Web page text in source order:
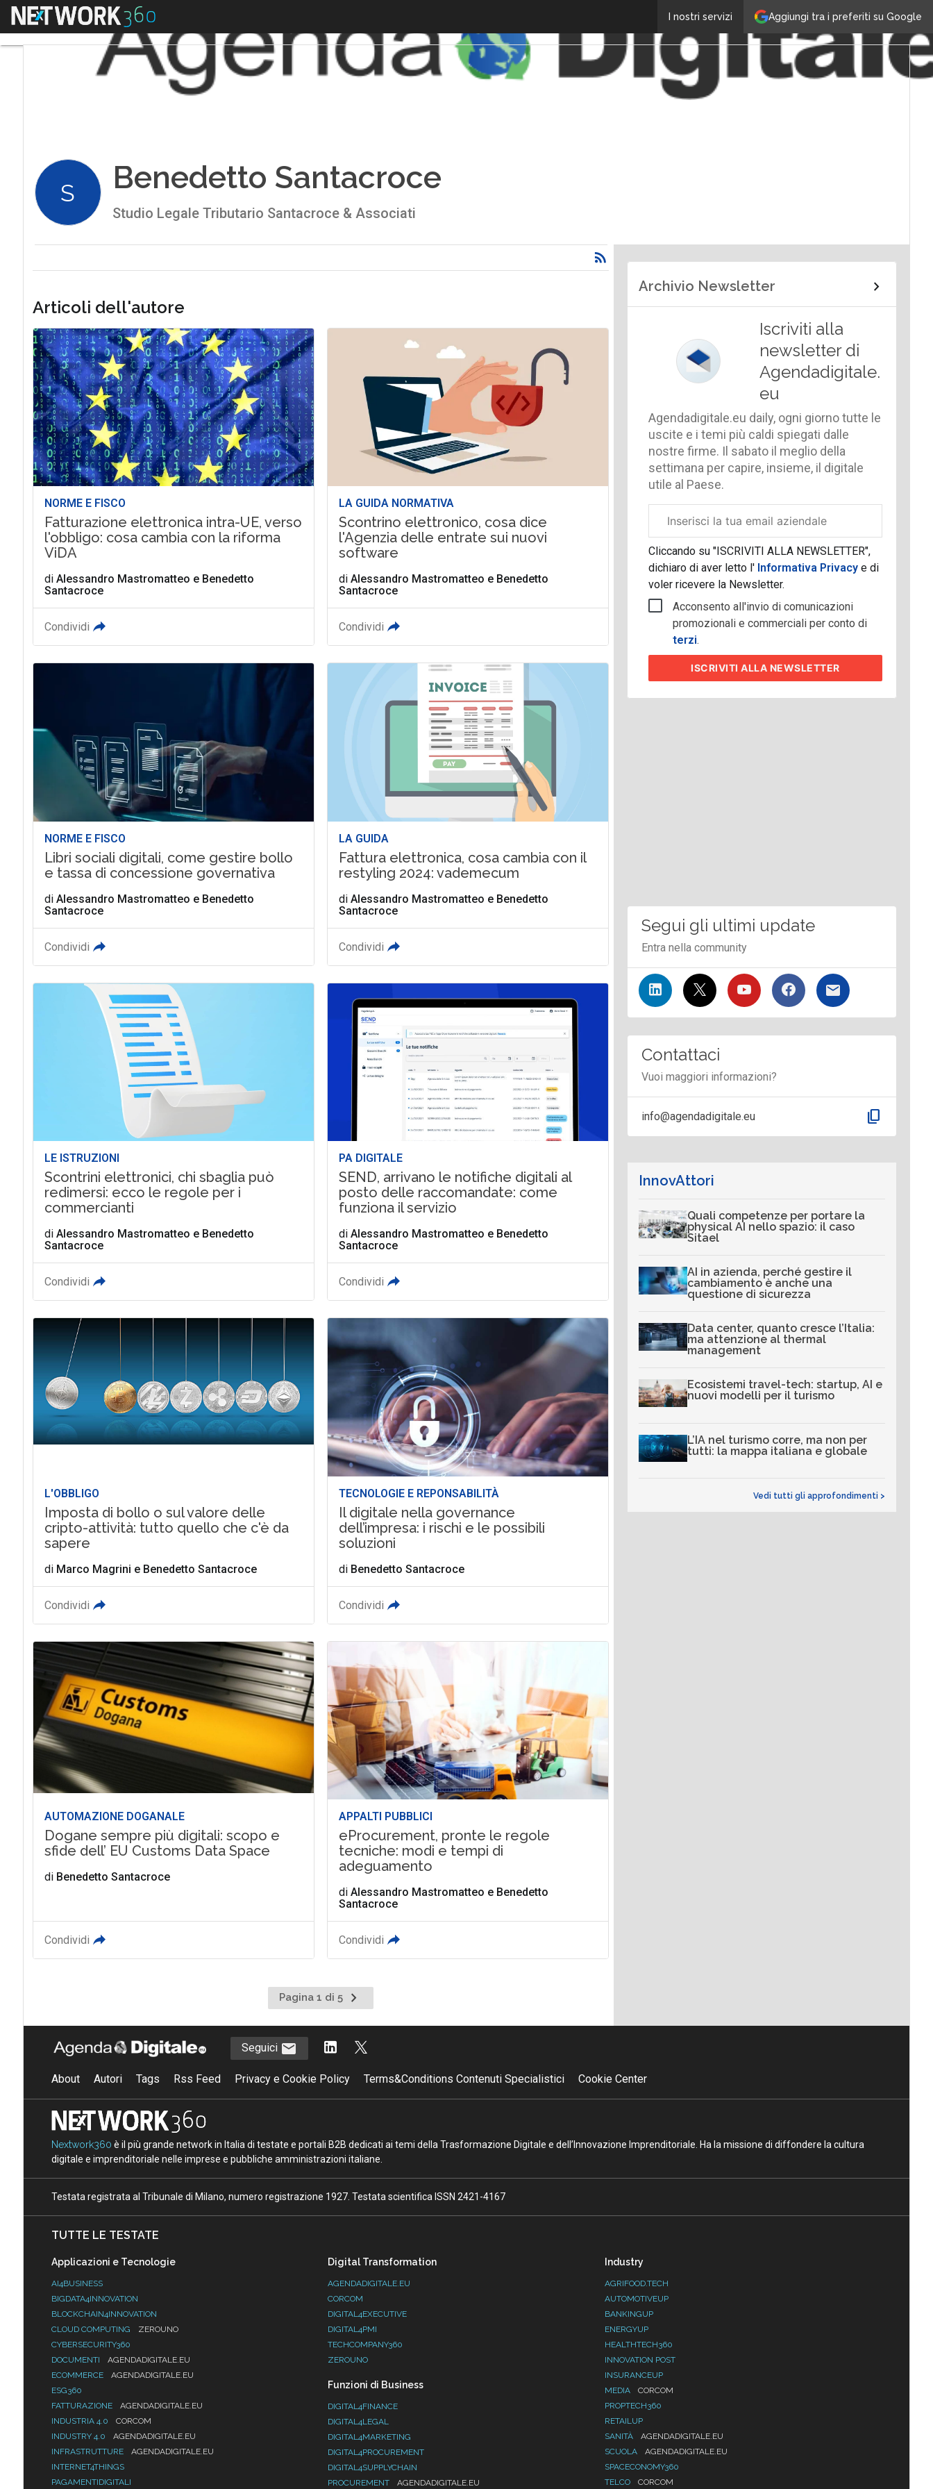
Aggiungi tra i preferiti su Google
I nostri servizi
Menu
S Benedetto Santacroce
Studio Legale Tributario Santacroce & Associati
Articoli dell'autore
NORME E FISCO
Fatturazione elettronica intra-UE, verso
l'obbligo: cosa cambia con la riforma
ViDA
di Alessandro Mastromatteo e Benedetto
Santacroce
Condividi
LA GUIDA NORMATIVA
Scontrino elettronico, cosa dice
l'Agenzia delle entrate sui nuovi
software
diAlessandro Mastromatteo e Benedetto
Santacroce
Condividi
NORME E FISCO
Libri sociali digitali, come gestire bollo
e tassa di concessione governativa
di Alessandro Mastromatteo e Benedetto
Santacroce
Condividi
LA GUIDA
Fattura elettronica, cosa cambia con il
restyling 2024: vademecum
diAlessandro Mastromatteo e Benedetto
Santacroce
Condividi
LE ISTRUZIONI
Scontrini elettronici, chi sbaglia può
redimersi: ecco le regole per i
commercianti
di Alessandro Mastromatteo e Benedetto
Santacroce
Condividi
PA DIGITALE
SEND, arrivano le notifiche digitali al
posto delle raccomandate: come
funziona il servizio
diAlessandro Mastromatteo e Benedetto
Santacroce
Condividi
L'OBBLIGO
Imposta di bollo o sul valore delle
cripto-attività: tutto quello che c'è da
sapere
di Marco Magrini e Benedetto Santacroce
Condividi
TECNOLOGIE E REPONSABILITÀ
Il digitale nella governance
dell’impresa: i rischi e le possibili
soluzioni
di Benedetto Santacroce
Condividi
AUTOMAZIONE DOGANALE
Dogane sempre più digitali: scopo e
sfide dell’ EU Customs Data Space
di Benedetto Santacroce
Condividi
APPALTI PUBBLICI
eProcurement, pronte le regole
tecniche: modi e tempi di
adeguamento
diAlessandro Mastromatteo e Benedetto
Santacroce
Condividi
Pagina 1 di 5
Pagina
successiva
Archivio Newsletter
Iscriviti alla
newsletter di
Agendadigitale.
eu
Agendadigitale.eu daily, ogni giorno tutte le
uscite e i temi più caldi spiegati dalle
nostre firme. Il sabato il meglio della
settimana per capire, insieme, il digitale
utile al Paese.
aziendale
Cliccando su "ISCRIVITI ALLA NEWSLETTER",
dichiaro di aver letto l' Informativa Privacye di
voler ricevere la Newsletter.
Acconsento all'invio di comunicazioni
promozionali e commerciali per conto di
terzi.
ISCRIVITIALLA NEWSLETTER
Segui gli ultimi update
Entra nella community
Contattaci
Vuoi maggiori informazioni?
info@agendadigitale.eu content_copy
InnovAttori
Quali competenze per portare la
physical AI nello spazio: il caso
Sitael
AI in azienda, perché gestire il
cambiamento è anche una
questione di sicurezza
Data center, quanto cresce l’Italia:
ma attenzione al thermal
management
Ecosistemi travel-tech: startup, AI e
nuovi modelli per il turismo
L’IA nel turismo corre, ma non per
tutti: la mappa italiana e globale
Vedi tutti gli approfondimenti >
Seguici
About Autori Tags Rss Feed Privacy e Cookie Policy Terms&Conditions Contenuti Specialistici Cookie Center
Nextwork360 è il più grande network in Italia di testate e portali B2B dedicati ai temi della Trasformazione Digitale e dell’Innovazione Imprenditoriale. Ha la missione di diffondere la cultura
digitale e imprenditoriale nelle imprese e pubbliche amministrazioni italiane.
Testata registrata al Tribunale di Milano, numero registrazione 1927. Testata scientifica ISSN 2421-4167
TUTTE LE TESTATE
Applicazioni e Tecnologie
AI4BUSINESS
BIGDATA4INNOVATION
BLOCKCHAIN4INNOVATION
CLOUD COMPUTING
ZEROUNO
CYBERSECURITY360
DOCUMENTI
AGENDADIGITALE.EU
ECOMMERCE
AGENDADIGITALE.EU
ESG360
FATTURAZIONE
AGENDADIGITALE.EU
INDUSTRIA 4.0
CORCOM
INDUSTRY 4.0
AGENDADIGITALE.EU
INFRASTRUTTURE
AGENDADIGITALE.EU
INTERNET4THINGS
PAGAMENTIDIGITALI
Digital Transformation
AGENDADIGITALE.EU
CORCOM
DIGITAL4EXECUTIVE
DIGITAL4PMI
TECHCOMPANY360
ZEROUNO
Funzioni di Business
DIGITAL4FINANCE
DIGITAL4LEGAL
DIGITAL4MARKETING
DIGITAL4PROCUREMENT
DIGITAL4SUPPLYCHAIN
PROCUREMENT
AGENDADIGITALE.EU
Industry
AGRIFOOD.TECH
AUTOMOTIVEUP
BANKINGUP
ENERGYUP
HEALTHTECH360
INNOVATION POST
INSURANCEUP
MEDIA
CORCOM
PROPTECH360
RETAILUP
SANITÀ
AGENDADIGITALE.EU
SCUOLA
AGENDADIGITALE.EU
SPACECONOMY360
TELCO
CORCOM